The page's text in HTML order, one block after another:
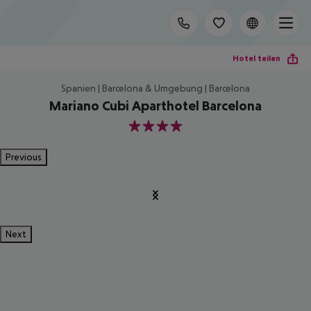
Hotel teilen
Spanien | Barcelona & Umgebung | Barcelona
Mariano Cubi Aparthotel Barcelona
4
Previous
Next